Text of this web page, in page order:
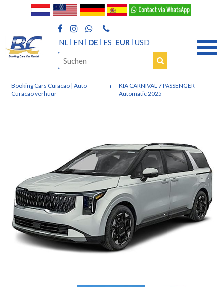
NL EN DE ES EUR USD
Booking Cars Curacao | Auto
Curacao verhuur
KIA CARNIVAL 7 PASSENGER
Automatic 2025